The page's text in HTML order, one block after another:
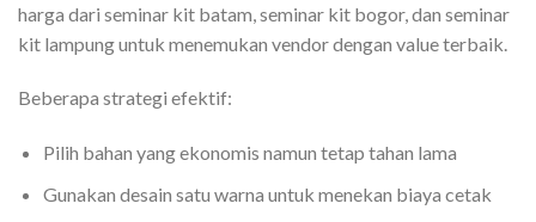
harga dari seminar kit batam, seminar kit bogor, dan seminar
kit lampung untuk menemukan vendor dengan value terbaik.
Beberapa strategi efektif:
Pilih bahan yang ekonomis namun tetap tahan lama
Gunakan desain satu warna untuk menekan biaya cetak